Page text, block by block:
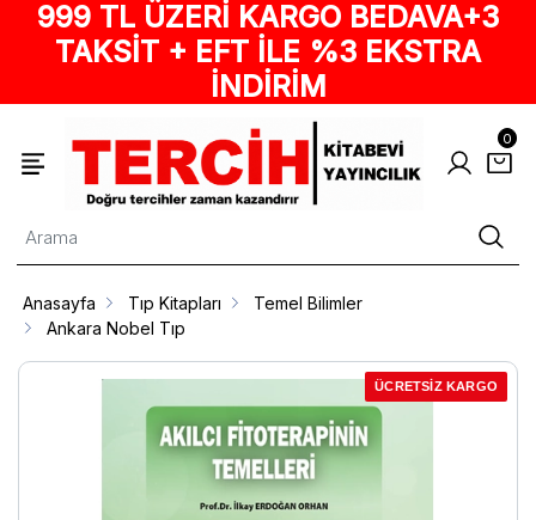
999 TL ÜZERİ KARGO BEDAVA+3
TAKSİT + EFT İLE %3 EKSTRA
İNDİRİM
0
Anasayfa Tıp Kitapları
Temel Bilimler
Ankara Nobel Tıp
ÜCRETSİZ KARGO